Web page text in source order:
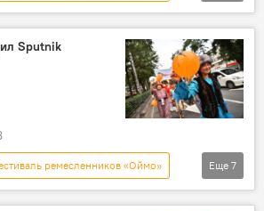
Культура
аль Айали
книга
печать
Sputnik
ремесленников «Оймо»
Культура
Еще 7